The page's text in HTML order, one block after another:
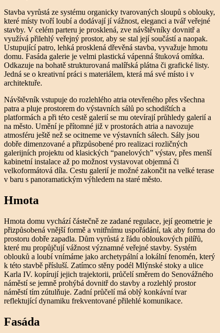
Stavba vyrůstá ze systému organicky tvarovaných sloupů s oblouky,
které místy tvoří loubí a dodávají jí vážnost, eleganci a tvář veřejné
stavby. V celém parteru je prosklená, zve návštěvníky dovnitř a
využívá přilehlý veřejný prostor, aby se stal její součástí a naopak.
Ustupující patro, lehká prosklená dřevěná stavba, vyvažuje hmotu
domu. Fasáda galerie je velmi plastická vápenná štuková omítka.
Odkazuje na bohatě strukturovaná malířská plátna či grafické listy.
Jedná se o kreativní práci s materiálem, která má své místo i v
architektuře.
Návštěvník vstupuje do rozlehlého atria otevřeného přes všechna
patra a pluje prostorem do výstavních sálů po schodištích a
platformách a při této cestě galerií se mu otevírají průhledy galerií a
na město. Umění je přítomné již v prostorách atria a navozuje
atmosféru ještě než se ocitneme ve výstavních sálech. Sály jsou
dobře dimenzované a přizpůsobené pro realizaci rozličných
galerijních projektu od klasických “panelových” výstav, přes menší
kabinetní instalace až po možnost vystavovat objemná či
velkoformátová díla. Cestu galerií je možné zakončit na velké terase
v baru s panoramatickým výhledem na staré město.
Hmota
Hmota domu vychází částečně ze zadané regulace, její geometrie je
přizpůsobená vnější formě a vnitřnímu uspořádání, tak aby forma do
prostoru dobře zapadla. Dům vyrůstá z řádu obloukových pilířů,
které mu propůjčují vážnost významné veřejné stavby. Systém
oblouků a loubí vnímáme jako archetypální a lokální fenomén, který
k této stavbě přísluší. Zatímco stěny podél Mlýnské stoky a ulice
Karla IV. kopírují jejich trajektorii, průčelí směrem do Senovážného
náměstí se jemně prohýbá dovnitř do stavby a rozlehlý prostor
náměstí tím zútulňuje. Zadní průčelí má oblý konkávní tvar
reflektující dynamiku frekventované přilehlé komunikace.
Fasáda